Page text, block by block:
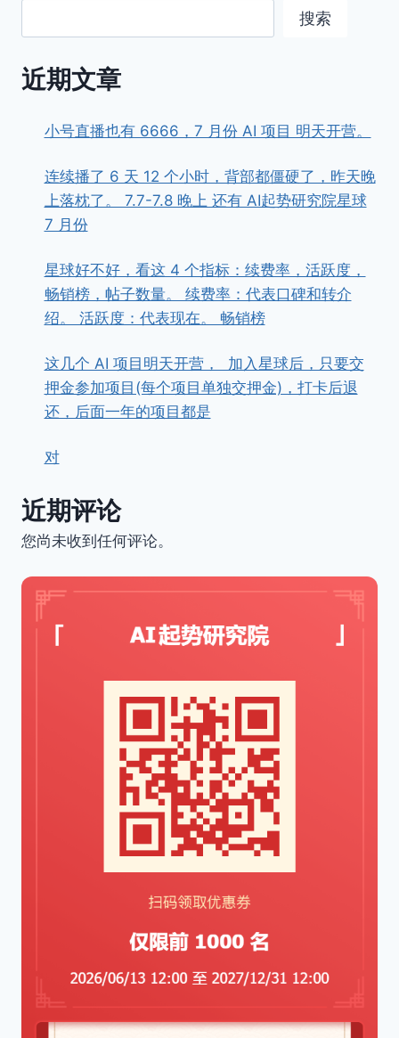
搜索
近期文章
小号直播也有 6666，7 月份 AI 项目 明天开营。
连续播了 6 天 12 个小时，背部都僵硬了，昨天晚
上落枕了。 7.7-7.8 晚上 还有 AI起势研究院星球
7 月份
星球好不好，看这 4 个指标：续费率，活跃度，
畅销榜，帖子数量。 续费率：代表口碑和转介
绍。 活跃度：代表现在。 畅销榜
这几个 AI 项目明天开营， ​ ​加入星球后，只要交
押金参加项目(每个项目单独交押金)，打卡后退
还，后面一年的项目都是
对
近期评论
您尚未收到任何评论。